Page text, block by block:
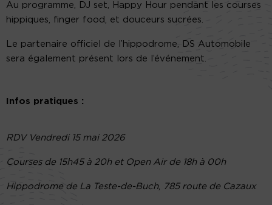
Au programme, DJ set, Happy Hour pendant les courses
hippiques, finger food, et douceurs sucrées.
Le partenaire officiel de l’hippodrome, DS Automobile
sera également présent lors de l’événement.
Infos pratiques :
RDV Vendredi 15 mai 2026
Courses de 15h45 à 20h et Open Air de 18h à 00h
Hippodrome de La Teste-de-Buch, 785 route de Cazaux